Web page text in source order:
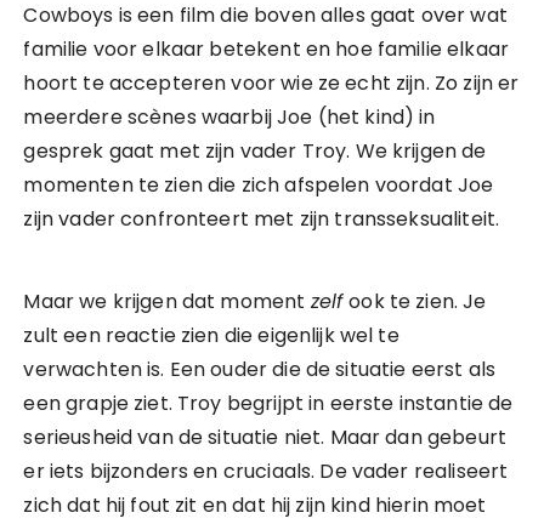
Cowboys is een film die boven alles gaat over wat
familie voor elkaar betekent en hoe familie elkaar
hoort te accepteren voor wie ze echt zijn. Zo zijn er
meerdere scènes waarbij Joe (het kind) in
gesprek gaat met zijn vader Troy. We krijgen de
momenten te zien die zich afspelen voordat Joe
zijn vader confronteert met zijn transseksualiteit.
Maar we krijgen dat moment zelfook te zien. Je
zult een reactie zien die eigenlijk wel te
verwachten is. Een ouder die de situatie eerst als
een grapje ziet. Troy begrijpt in eerste instantie de
serieusheid van de situatie niet. Maar dan gebeurt
er iets bijzonders en cruciaals. De vader realiseert
zich dat hij fout zit en dat hij zijn kind hierin moet